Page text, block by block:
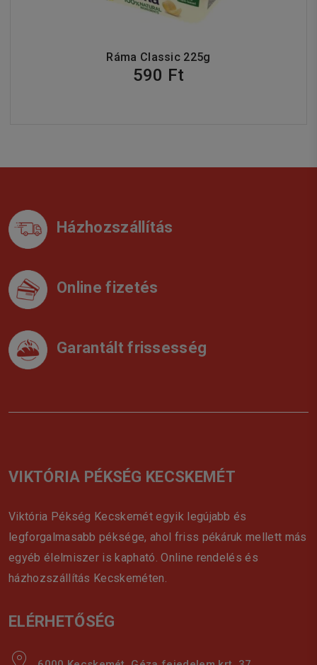
Ráma Classic 225g
590 Ft
Házhozszállítás
Online fizetés
Garantált frissesség
VIKTÓRIA PÉKSÉG KECSKEMÉT
Viktória Pékség Kecskemét egyik legújabb és
legforgalmasabb péksége, ahol friss pékáruk mellett más
egyéb élelmiszer is kapható. Online rendelés és
házhozszállítás Kecskeméten.
ELÉRHETŐSÉG